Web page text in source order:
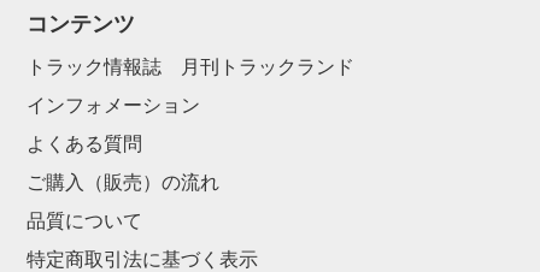
コンテンツ
トラック情報誌 月刊トラックランド
インフォメーション
よくある質問
ご購入（販売）の流れ
品質について
特定商取引法に基づく表示